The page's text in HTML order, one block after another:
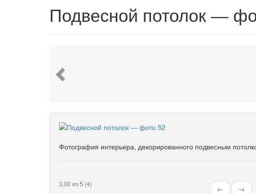
Подвесной потолок —
Фотография интерьера, декорированного подвесным
3,00 из 5 (4)
← →